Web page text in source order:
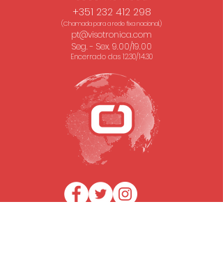
+351 232 412 298
(Chamada para a rede fixa nacional.)
pt@visotronica.com
Seg. - Sex. 9.00/19.00
Encerrado das 12.30/14.30